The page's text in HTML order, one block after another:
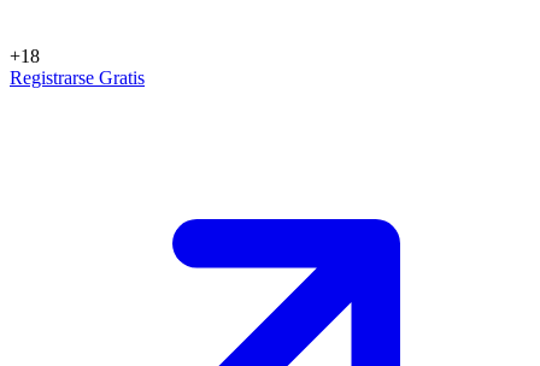
+18
Registrarse Gratis